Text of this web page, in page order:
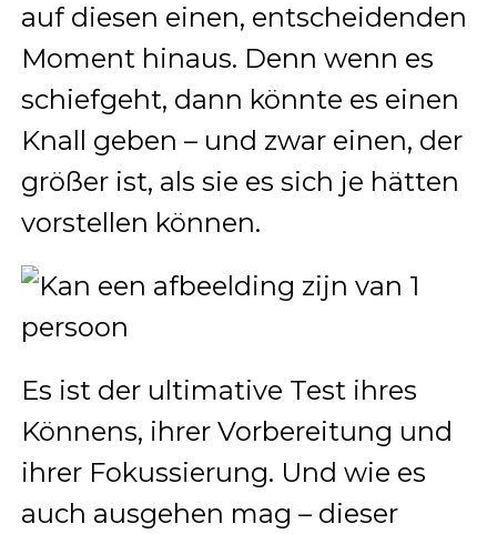
auf diesen einen, entscheidenden
Moment hinaus. Denn wenn es
schiefgeht, dann könnte es einen
Knall geben – und zwar einen, der
größer ist, als sie es sich je hätten
vorstellen können.
Es ist der ultimative Test ihres
Könnens, ihrer Vorbereitung und
ihrer Fokussierung. Und wie es
auch ausgehen mag – dieser